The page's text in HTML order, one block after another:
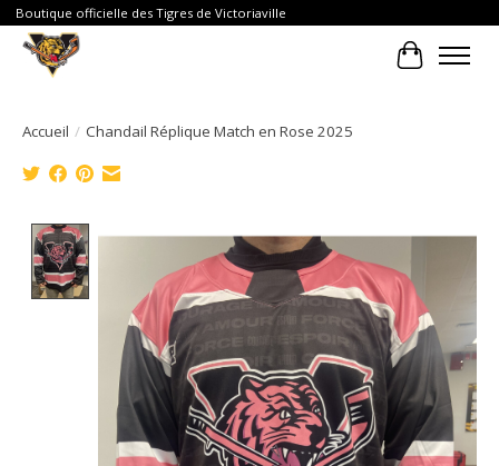
Boutique officielle des Tigres de Victoriaville
Panier
Accueil / Chandail Réplique Match en Rose 2025
Product image slideshow Items